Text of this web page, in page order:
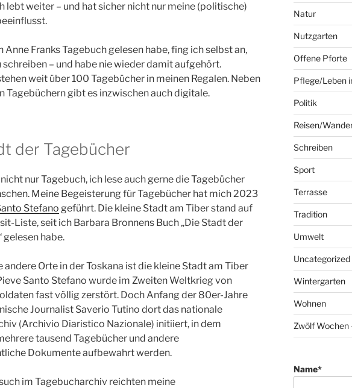
lebt weiter – und hat sicher nicht nur meine (politische)
Anne Franks Tagebuch gelesen habe, fing ich selbst an,
schreiben – und habe nie wieder damit aufgehört.
weit über 100 Tagebücher in meinen Regalen. Neben
Tagebüchern gibt es inzwischen auch digitale.
der Tagebücher
nur Tagebuch, ich lese auch gerne die Tagebücher
Meine Begeisterung für Tagebücher hat mich 2023
Stefano geführt. Die kleine Stadt am Tiber stand auf
Liste, seit ich Barbara Bronnens Buch „Die Stadt der
gelesen habe.
andere Orte in der Toskana ist die kleine Stadt am Tiber
Santo Stefano wurde im Zweiten Weltkrieg von
fast völlig zerstört. Doch Anfang der 80er-Jahre
Journalist Saverio Tutino dort das nationale
(Archivio Diaristico Nazionale) initiiert, in dem
tausend Tagebücher und andere
Dokumente aufbewahrt werden.
im Tagebucharchiv reichten meine
Natur
Nutzgarten
Offene Pforte
Pflege/Leben
Politik
Reisen/
Schreiben
Sport
Terrasse
Tradition
Umwelt
Uncategorized
Wintergarten
Wohnen
Zwölf Wochen
Name*